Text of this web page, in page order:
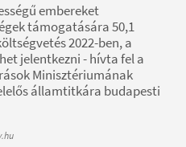
embereket
támogatására 50,1
2022-ben, a
jelentkezni - hívta fel a
Minisztériumának
államtitkára budapesti